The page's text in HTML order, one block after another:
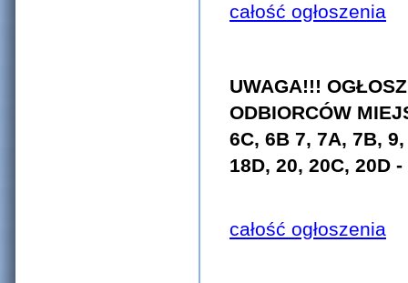
całość ogłoszenia
UWAGA!!!
ODBIORCÓW
6C, 6B 7, 7A, 7B,
18D, 20, 20C, 20D -
całość ogłoszenia